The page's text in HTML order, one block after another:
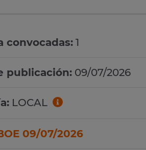
convocadas: 1
publicación: 09/07/2026
LOCAL
09/07/2026